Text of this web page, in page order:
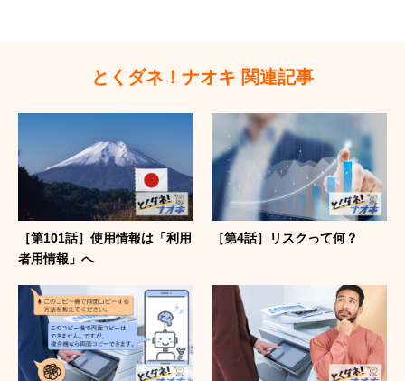
とくダネ！ナオキ 関連記事
［第101話］使用情報は「利用
者用情報」へ
［第4話］リスクって何？